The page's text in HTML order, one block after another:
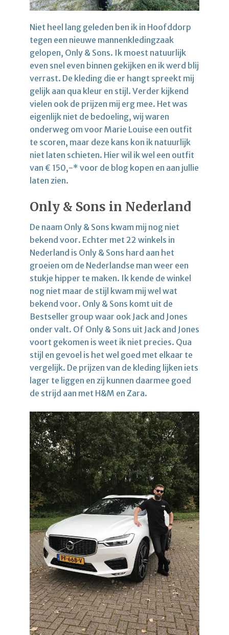
Niet heel lang geleden ben ik in Hoofddorp
tegen een nieuwe mannenkledingzaak
gelopen, Only & Sons. Ik moest natuurlijk
even snel even binnen gekijken en ik werd blij
verrast. De kleding die er hangt spreekt mij
gelijk aan qua kleur en stijl. Verder kijkend
vielen ook de prijzen mij erg mee. Het was
eigenlijk niet de bedoeling, wij waren
onderweg om voor Marie Louise een outfit
te scoren, maar deze kans kon ik natuurlijk
niet laten schieten. Hier wil ik wel een outfit
van € 150,-* voor de blog kopen en aan jullie
laten zien.
Only & Sons in Nederland
De naam Only & Sons kwam mij nog niet
bekend voor. Echter met 22 winkels in
Nederland is Only & Sons hard aan het
groeien om de Nederlandse man weer een
stukje hipper te maken. Ik kende de winkel
nog niet maar de stijl kwam mij wel wat
bekend voor. Only & Sons komt uit de
Bestseller group waar ook Jack and Jones
onder valt. Of Only & Sons uit Jack and Jones
voort gekomen is weet ik niet precies. Qua
stijl en gevoel is het wel goed met elkaar te
vergelijk. De prijzen van de kleding lijken iets
lager te liggen en zij kunnen daarmee goed
de strijd aan met H&M en Zara.